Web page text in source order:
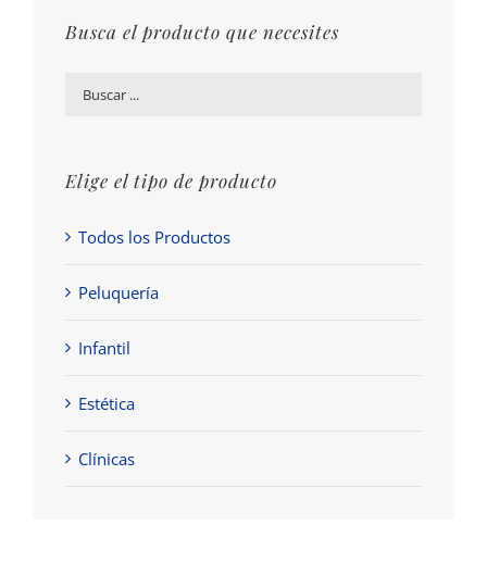
Busca el producto que necesites
Elige el tipo de producto
Todos los Productos
Peluquería
Infantil
Estética
Clínicas